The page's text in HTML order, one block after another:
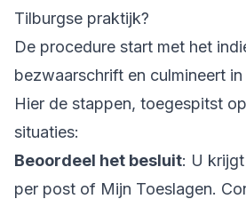
Tilburgse praktijk?
De procedure start met het
bezwaarschrift en culmineert in
Hier de stappen, toegespitst
situaties:
Beoordeel het besluit: U
per post of Mijn Toeslagen.